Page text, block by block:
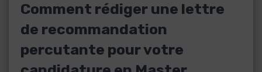
Comment rédiger une lettre
de recommandation
percutante pour votre